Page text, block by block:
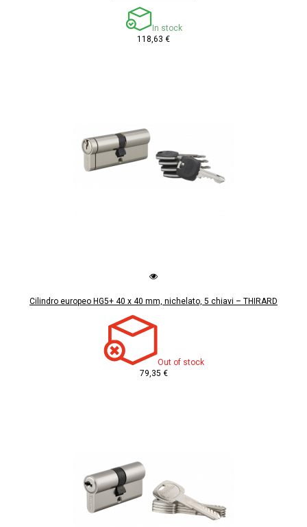
In stock
118,63 €
Cilindro europeo HG5+ 40 x 40 mm, nichelato, 5 chiavi – THIRARD
Out of stock
79,35 €